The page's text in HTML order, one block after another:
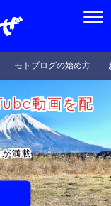
モトブログの始め方
動画を配
満載